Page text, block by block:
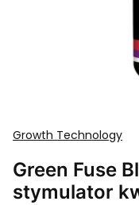
Growth Technology
Green Fuse
stymulator